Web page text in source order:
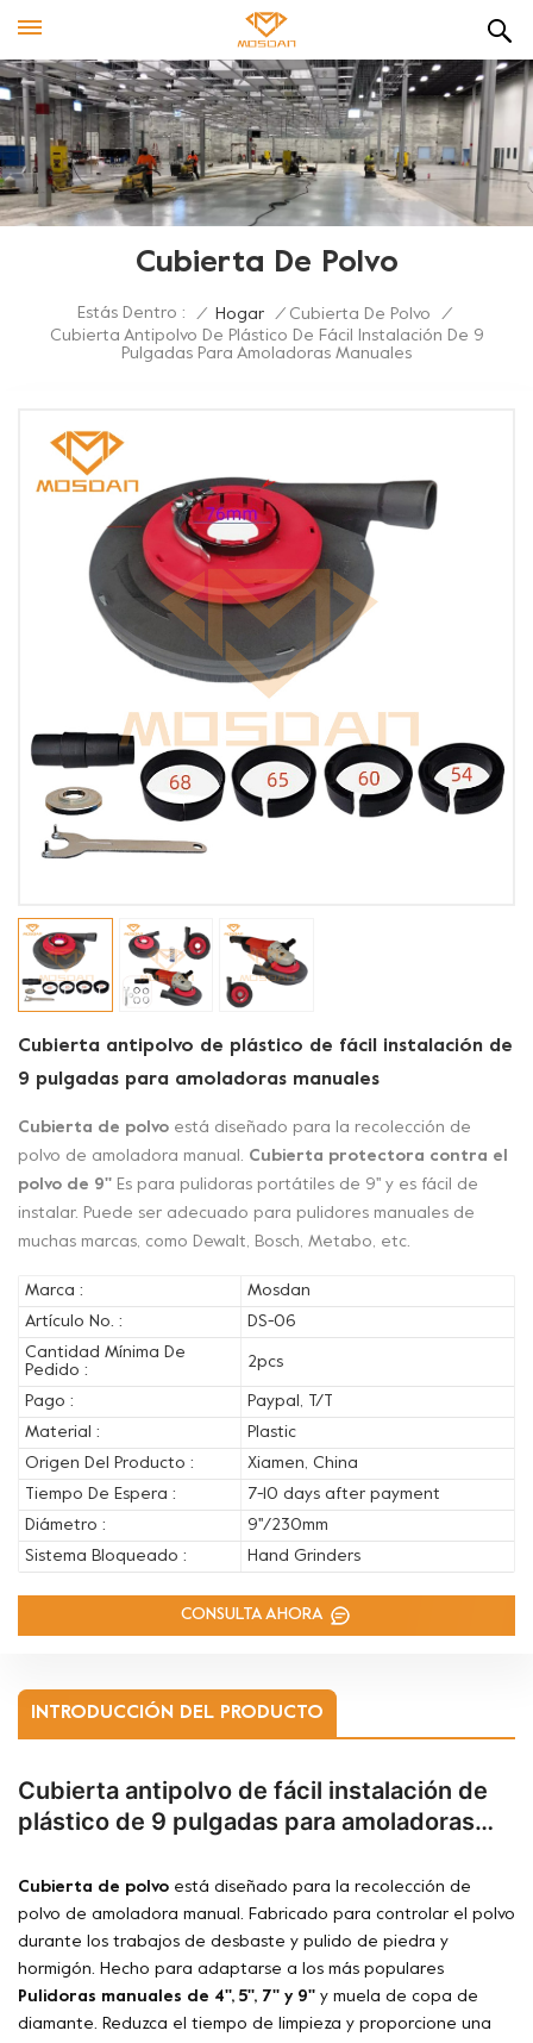
Cubierta De Polvo
Estás Dentro : / Hogar / Cubierta De Polvo
/
Cubierta Antipolvo De Plástico De Fácil Instalación De 9
Pulgadas Para Amoladoras Manuales
Cubierta antipolvo de plástico de fácil instalación de
9 pulgadas para amoladoras manuales
Cubierta de polvo está diseñado para la recolección de
polvo de amoladora manual. Cubierta protectora contra el
polvo de 9'' Es para pulidoras portátiles de 9'' y es fácil de
instalar. Puede ser adecuado para pulidores manuales de
muchas marcas, como Dewalt, Bosch, Metabo, etc.
Marca :
Mosdan
Artículo No. :
DS-06
Cantidad Mínima De
Pedido :
2pcs
Pago :
Paypal, T/T
Material :
Plastic
Origen Del Producto :
Xiamen, China
Tiempo De Espera :
7-10 days after payment
Diámetro :
9''/230mm
Sistema Bloqueado :
Hand Grinders
CONSULTA AHORA
INTRODUCCIÓN DEL PRODUCTO
Cubierta antipolvo de fácil instalación de
plástico de 9 pulgadas para amoladoras
Cubierta de polvo está diseñado para la recolección de
polvo de amoladora manual. Fabricado para controlar el polvo
durante los trabajos de desbaste y pulido de piedra y
hormigón. Hecho para adaptarse a los más populares
Pulidoras manuales de 4'', 5'', 7'' y 9'' y muela de copa de
diamante. Reduzca el tiempo de limpieza y proporcione una